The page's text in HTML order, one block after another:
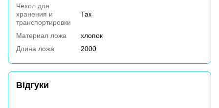
Чехол для
хранения и
транспортировки
Так
Материал ложа
хлопок
Длина ложа
2000
Відгуки